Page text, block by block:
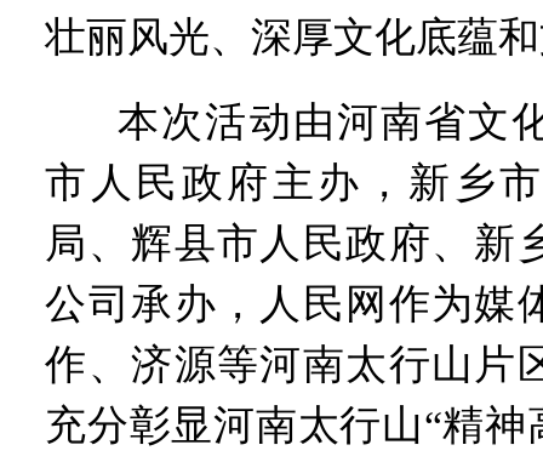
壮丽风光、深厚文化底蕴
本次活动由河南省文
市人民政府主办，新乡
局、辉县市人民政府、新
公司承办，人民网作为媒
作、济源等河南太行山片
充分彰显河南太行山“精神